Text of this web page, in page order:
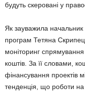
будуть скеровані у
Як зауважила начальник
програм Тетяна
моніторинг
коштів. За її словами,
фінансування проектів
тенденція, що роботи на